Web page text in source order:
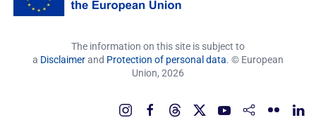
The information on this site is subject to
a Disclaimerand Protection of personal data. © European
Union, 2026